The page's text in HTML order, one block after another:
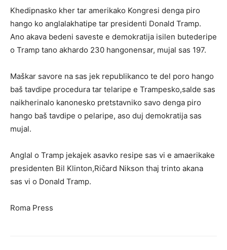
Khedipnasko kher tar amerikako Kongresi denga piro
hango ko anglalakhatipe tar presidenti Donald Tramp.
Ano akava bedeni saveste e demokratija isilen butederipe
o Tramp tano akhardo 230 hangonensar, mujal sas 197.
Maškar savore na sas jek republikanco te del poro hango
baš tavdipe procedura tar telaripe e Trampesko,salde sas
naikherinalo kanonesko pretstavniko savo denga piro
hango baš tavdipe o pelaripe, aso duj demokratija sas
mujal.
Anglal o Tramp jekajek asavko resipe sas vi e amaerikake
presidenten Bil Klinton,Ričard Nikson thaj trinto akana
sas vi o Donald Tramp.
Roma Press